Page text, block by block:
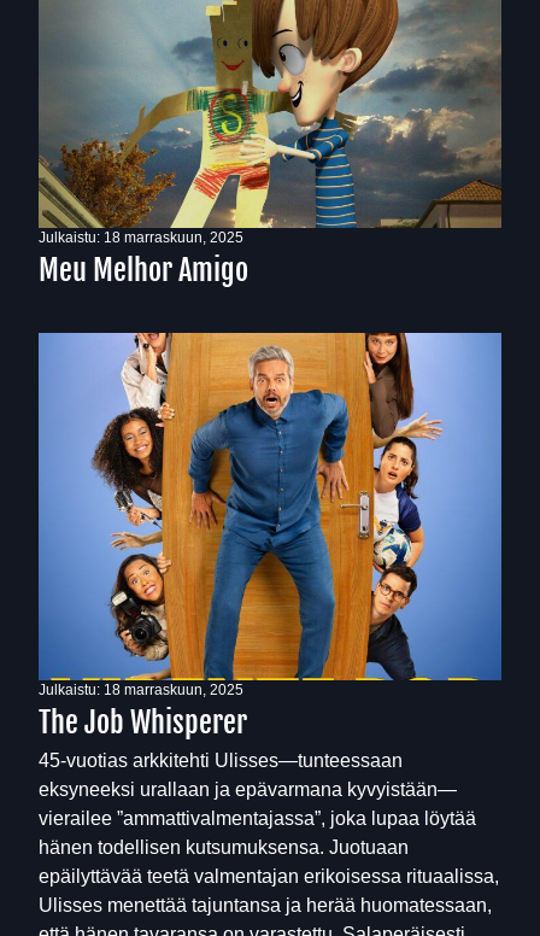
Julkaistu: 18 marraskuun, 2025
Meu Melhor Amigo
Julkaistu: 18 marraskuun, 2025
The Job Whisperer
45-vuotias arkkitehti Ulisses—tunteessaan
eksyneeksi urallaan ja epävarmana kyvyistään—
vierailee ”ammattivalmentajassa”, joka lupaa löytää
hänen todellisen kutsumuksensa. Juotuaan
epäilyttävää teetä valmentajan erikoisessa rituaalissa,
Ulisses menettää tajuntansa ja herää huomatessaan,